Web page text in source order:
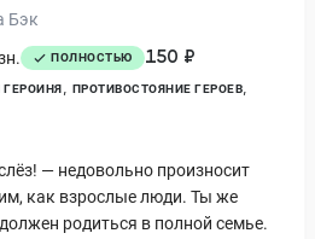
Бэк
ПОЛНОСТЬЮ 150 ₽
ПРОТИВОСТОЯНИЕ ГЕРОЕВ
— недовольно произносит
как взрослые люди. Ты же
родиться в полной семье.